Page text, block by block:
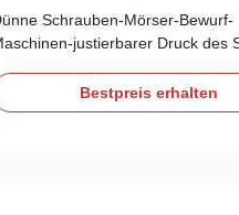
Injektionspumpe-
Schrauben-Mörser-Bewurf-
justierbarer Druck des
Bewurf-Maschine Beginnen
der Schrauben-Mörser-
Bestpreis erhalten